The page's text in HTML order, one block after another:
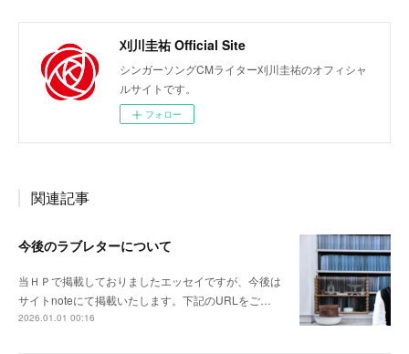
刈川圭祐 Official Site
シンガーソングCMライター刈川圭祐のオフィシャ
ルサイトです。
フォロー
関連記事
今後のラブレターについて
当ＨＰで掲載しておりましたエッセイですが、今後は
サイトnoteにて掲載いたします。下記のURLをご…
2026.01.01 00:16